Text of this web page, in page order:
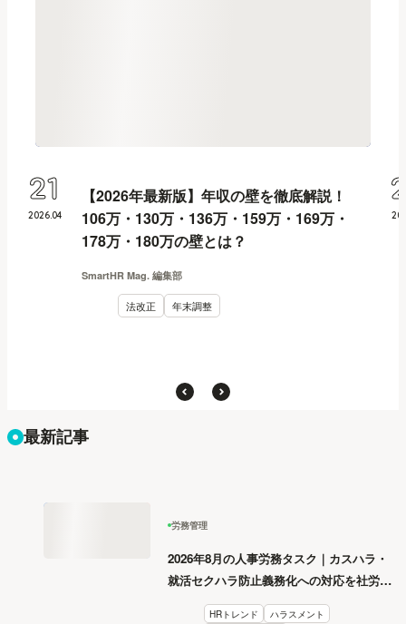
【2026年最新版】年収の壁を徹底解説！
106万・130万・136万・159万・169万・
178万・180万の壁とは？
SmartHR Mag. 編集部
法改正 年末調整
2026. 04
21
最新記事
労務管理
2026年8月の人事労務タスク｜カスハラ・
就活セクハラ防止義務化への対応を社労士
HRトレンド
ハラスメント